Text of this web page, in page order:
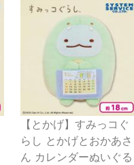
【とかげ】すみっコぐ
らし とかげとおかあさ
ん カレンダーぬいぐる